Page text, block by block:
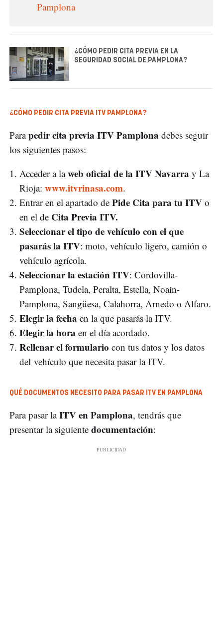
Pamplona
¿CÓMO PEDIR CITA PREVIA EN LA
SEGURIDAD SOCIAL DE PAMPLONA?
¿CÓMO PEDIR CITA PREVIA ITV PAMPLONA?
Parapedir cita previa ITV Pamplona debes seguir
los siguientes pasos:
Acceder a laweb oficial de la ITV Navarra y La
Rioja: www.itvrinasa.com.
Entrar en el apartado de Pide Cita para tu ITV o
en el de Cita Previa ITV.
Seleccionar el tipo de vehículo con el que
pasarás la ITV: moto, vehículo ligero, camión o
vehículo agrícola.
Seleccionar la estación ITV: Cordovilla-
Pamplona, Tudela, Peralta, Estella, Noain-
Pamplona, Sangüesa, Calahorra, Arnedo o Alfaro.
Elegir la fecha en la que pasarás la ITV.
Elegir la hora en el día acordado.
Rellenar el formulario con tus datos y los datos
del vehículo que necesita pasar la ITV.
QUÉ DOCUMENTOS NECESITO PARA PASAR ITV EN PAMPLONA
Para pasar laITV en Pamplona, tendrás que
presentar la siguiente documentación: